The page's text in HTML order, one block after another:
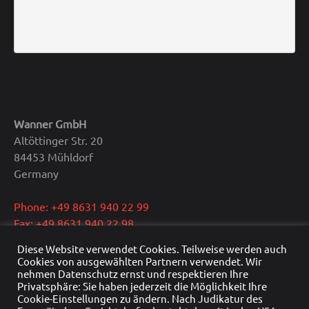
Wanner GmbH
Altöttinger Str. 20
84453 Mühldorf
Germany
Phone: +49 8631 940 22 99
Fax: +49 8631 940 22 98
CEO: Dipl.-Ing. Reinhold Wanner
VAT: DE291415429
HRB Nr.: HRB 22976
Diese Website verwendet Cookies. Teilweise werden auch
Cookies von ausgewählten Partnern verwendet. Wir
nehmen Datenschutz ernst und respektieren Ihre
Privatsphäre: Sie haben jederzeit die Möglichkeit Ihre
Cookie-Einstellungen zu ändern. Nach Judikatur des